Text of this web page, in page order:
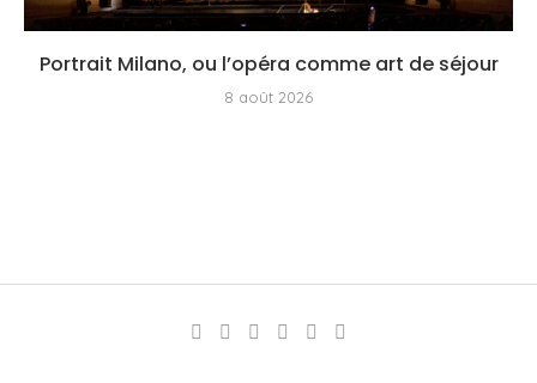
Portrait Milano, ou l’opéra comme art de séjour
8 août 2026